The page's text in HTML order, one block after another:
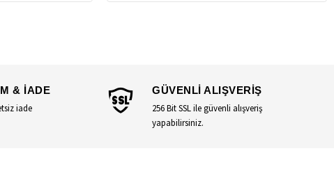
& İADE
iade
GÜVENLİ ALIŞVERİŞ
256 Bit SSL ile güvenli alışveriş
yapabilirsiniz.